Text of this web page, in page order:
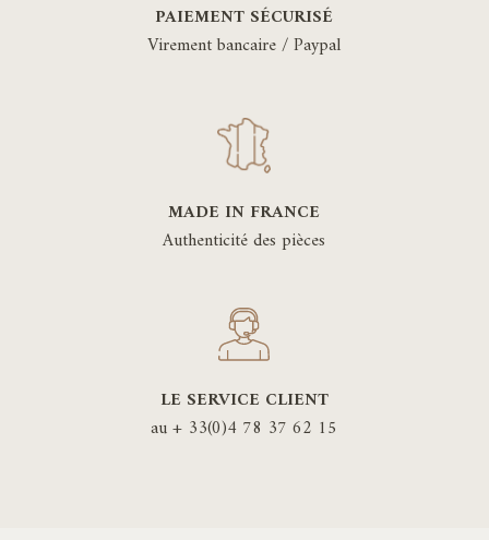
PAIEMENT SÉCURISÉ
Virement bancaire / Paypal
MADE IN FRANCE
Authenticité des pièces
LE SERVICE CLIENT
au + 33(0)4 78 37 62 15